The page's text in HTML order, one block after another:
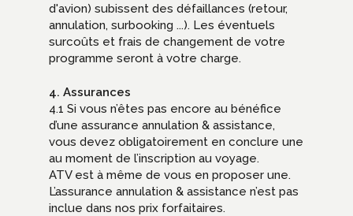
d'avion) subissent des défaillances (retour,
annulation, surbooking ...). Les éventuels
surcoûts et frais de changement de votre
programme seront à votre charge.
4. Assurances
4.1 Si vous n’êtes pas encore au bénéfice
d’une assurance annulation & assistance,
vous devez obligatoirement en conclure une
au moment de l’inscription au voyage.
ATV est à même de vous en proposer une.
L’assurance annulation & assistance n’est pas
inclue dans nos prix forfaitaires.